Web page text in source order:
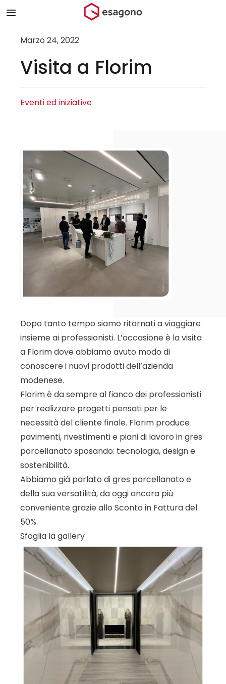
contenuto
Toggle
Navigation
Chi siamo
Prodotti & Brand
Blog
Contatti
Marzo 24, 2022
Visita a Florim
Eventi ed iniziative
Dopo tanto tempo siamo ritornati a viaggiare
insieme ai professionisti. L’occasione è la visita
a Florim dove abbiamo avuto modo di
conoscere i nuovi prodotti dell’azienda
modenese.
Florim è da sempre al fianco dei professionisti
per realizzare progetti pensati per le
necessità del cliente finale. Florim produce
pavimenti, rivestimenti e piani di lavoro in gres
porcellanato sposando: tecnologia, design e
sostenibilità.
Abbiamo già parlato di gres porcellanato e
della sua versatilità, da oggi ancora più
conveniente grazie allo Sconto in Fattura del
50%.
Sfoglia la gallery